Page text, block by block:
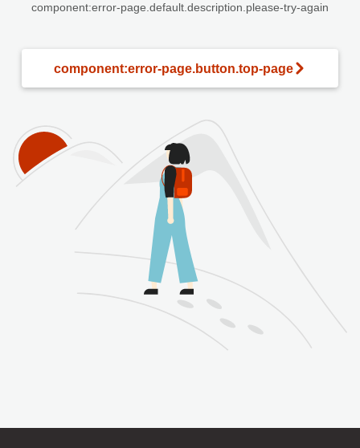
component:error-page.default.description.please-try-again
component:error-page.button.top-page